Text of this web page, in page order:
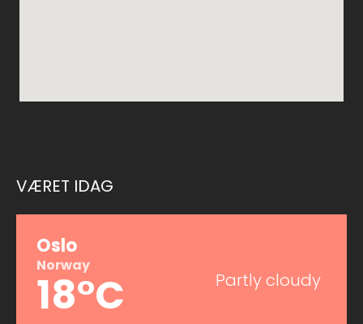
VÆRET IDAG
Oslo
Norway
18°C Partly cloudy